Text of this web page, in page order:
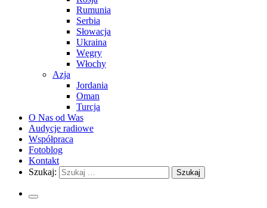
Rumunia
Serbia
Słowacja
Ukraina
Węgry
Włochy
Azja
Jordania
Oman
Turcja
O Nas od Was
Audycje radiowe
Współpraca
Fotoblog
Kontakt
Szukaj: